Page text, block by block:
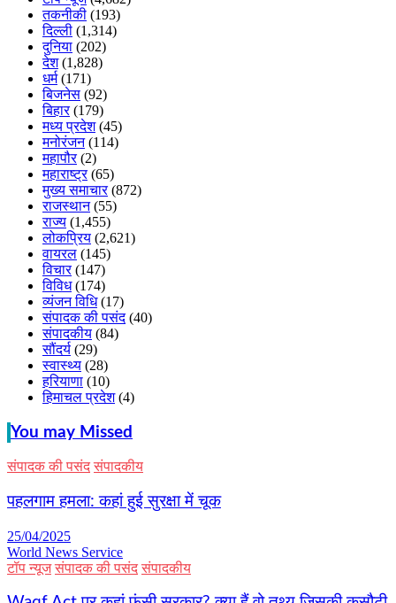
तकनीकी (193)
दिल्ली (1,314)
दुनिया (202)
देश(1,828)
धर्म(171)
बिजनेस (92)
बिहार(179)
मध्य प्रदेश(45)
मनोरंजन(114)
महापौर(2)
महाराष्ट्र(65)
मुख्य समाचार(872)
राजस्थान(55)
राज्य (1,455)
लोकप्रिय (2,621)
वायरल (145)
विचार(147)
विविध(174)
व्यंजन विधि(17)
संपादक की पसंद(40)
संपादकीय (84)
सौंदर्य (29)
स्वास्थ्य (28)
हरियाणा (10)
हिमाचल प्रदेश(4)
You may Missed
संपादक की पसंद संपादकीय
पहलगाम हमला: कहां हुई सुरक्षा में चूक
25/04/2025
World News Service
टॉप न्यूज संपादक की पसंद संपादकीय